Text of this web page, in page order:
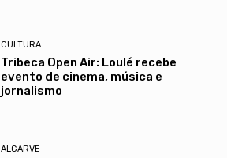
CULTURA
Tribeca Open Air: Loulé recebe
evento de cinema, música e
jornalismo
ALGARVE